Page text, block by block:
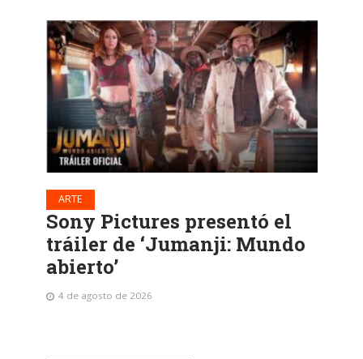
ARTE
Sony Pictures presentó el
tráiler de ‘Jumanji: Mundo
abierto’
4 de agosto de 2026